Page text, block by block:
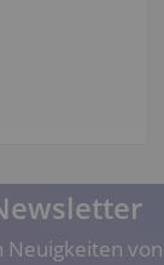
Neuigkeiten von